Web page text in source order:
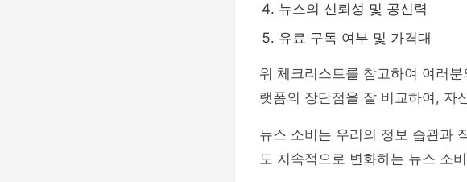
뉴스의 신뢰성 및 공신력
유료 구독 여부 및 가격대
위 체크리스트를 참고하여 여러
랫폼의 장단점을 잘 비교하여, 자
뉴스 소비는 우리의 정보 습관과
도 지속적으로 변화하는 뉴스 소